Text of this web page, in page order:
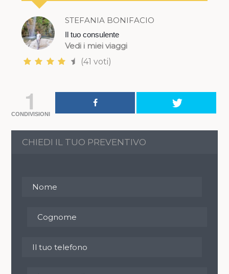
STEFANIA BONIFACIO
Il tuo consulente
Vedi i miei viaggi
(41 voti)
1
CONDIVISIONI
CHIEDI IL TUO PREVENTIVO